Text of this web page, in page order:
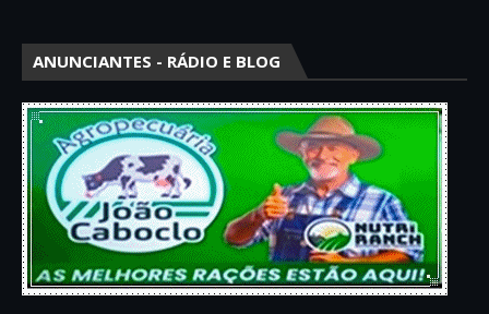
ANUNCIANTES - RÁDIO E BLOG